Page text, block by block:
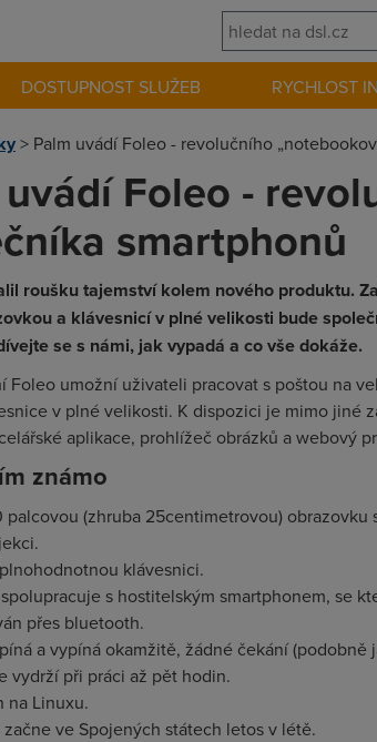
DOSTUPNOST SLUŽEB RYCHLOST
> Palm uvádí Foleo - revolučního
Foleo -
smartphonů
roušku tajemství kolem nového produktu.
a klávesnicí v plné velikosti bude
se s námi, jak vypadá a co vše dokáže.
Foleo umožní uživateli pracovat s poštou na
v plné velikosti. K dispozici je mimo jiné
aplikace, prohlížeč obrázků a webový
známo
palcovou (zhruba 25centimetrovou) obrazovku
klávesnici.
s hostitelským smartphonem, se
přes bluetooth.
a vypíná okamžitě, žádné čekání (podobně
vydrží při práci až pět hodin.
na Linuxu.
začne ve Spojených státech letos v létě.